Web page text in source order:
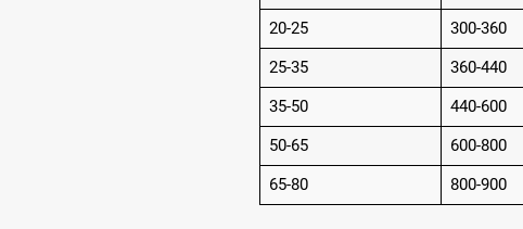
20-25
300-360
25-35
360-440
35-50
440-600
50-65
600-800
65-80
800-900